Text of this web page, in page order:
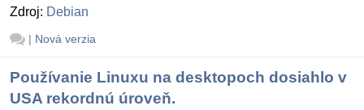
Zdroj: Debian
| Nová verzia
Používanie Linuxu na desktopoch dosiahlo v
USA rekordnú úroveň.